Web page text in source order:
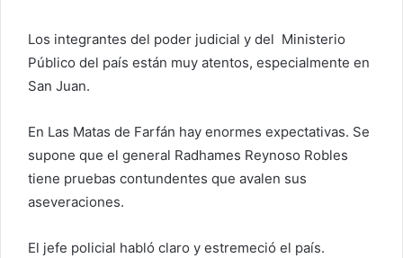
Los integrantes del poder judicial y del Ministerio
Público del país están muy atentos, especialmente en
San Juan.
En Las Matas de Farfán hay enormes expectativas. Se
supone que el general Radhames Reynoso Robles
tiene pruebas contundentes que avalen sus
aseveraciones.
El jefe policial habló claro y estremeció el país.